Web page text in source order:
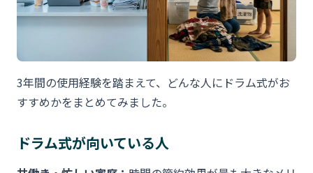
3年間の使用経験を踏まえて、どんな人にドラム式がお
すすめかをまとめてみました。
ドラム式が向いている人